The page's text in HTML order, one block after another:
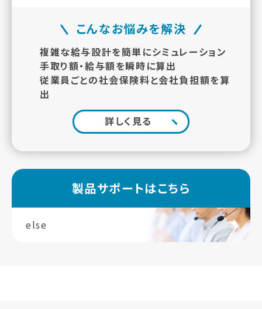
こんなお悩みを解決
複雑な給与設計を簡単にシミュレーション
手取り額・給与額を瞬時に算出
従業員ごとの社会保険料と会社負担額を算
出
詳しく見る
製品サポートはこちら
else